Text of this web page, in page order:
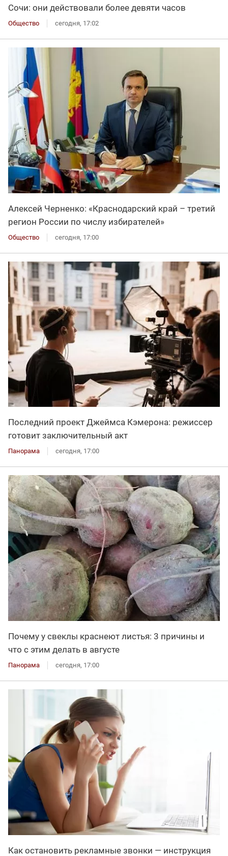
Сочи: они действовали более девяти часов
Общество сегодня, 17:02
Алексей Черненко: «Краснодарский край – третий
регион России по числу избирателей»
Общество сегодня, 17:00
Последний проект Джеймса Кэмерона: режиссер
готовит заключительный акт
Панорама сегодня, 17:00
Почему у свеклы краснеют листья: 3 причины и
что с этим делать в августе
Панорама сегодня, 17:00
Как остановить рекламные звонки — инструкция